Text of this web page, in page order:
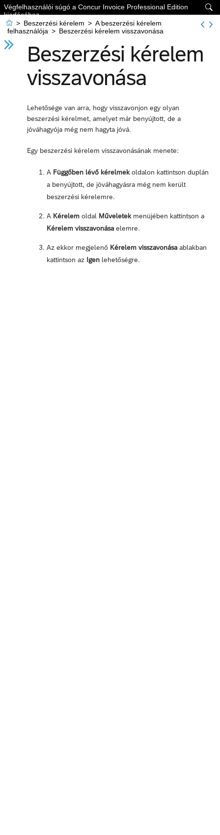

Végfelhasználói súgó a Concur Invoice Professional Edition
kiadásához
 > Beszerzési kérelem > A beszerzési kérelem
felhasználója > Beszerzési kérelem visszavonása
Beszerzési kérelem
visszavonása
Lehetősége van arra, hogy visszavonjon egy olyan
beszerzési kérelmet, amelyet már benyújtott, de a
jóváhagyója még nem hagyta jóvá.
Egy beszerzési kérelem visszavonásának menete:
A Függőben lévő kérelmekoldalon kattintson duplán
a benyújtott, de jóváhagyásra még nem került
beszerzési kérelemre.
A Kérelem oldal Műveletekmenüjében kattintson a
Kérelem visszavonása elemre.
Az ekkor megjelenő Kérelem visszavonása ablakban
kattintson az Igen lehetőségre.